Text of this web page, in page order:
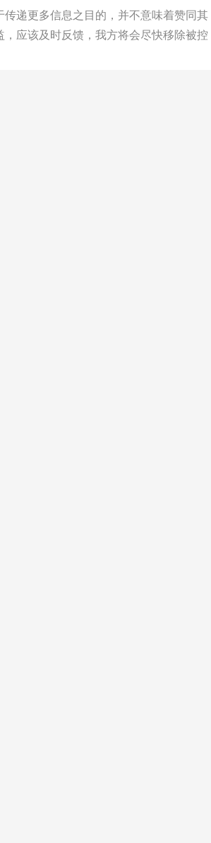
递更多信息之目的，并不意味着赞同其
应该及时反馈，我方将会尽快移除被控